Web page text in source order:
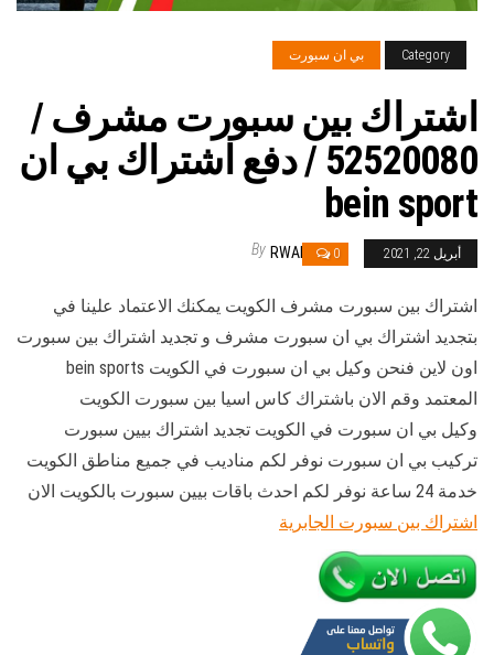
Category بي ان سبورت
اشتراك بين سبورت مشرف /
52520080 / دفع اشتراك بي ان
bein sport
أبريل 22, 2021 0
By RWAN
اشتراك بين سبورت مشرف الكويت يمكنك الاعتماد علينا في
بتجديد اشتراك بي ان سبورت مشرف و تجديد اشتراك بين سبورت
اون لاين فنحن وكيل بي ان سبورت في الكويت bein sports
المعتمد وقم الان باشتراك كاس اسيا بين سبورت الكويت
وكيل بي ان سبورت في الكويت تجديد اشتراك بيين سبورت
تركيب بي ان سبورت نوفر لكم مناديب في جميع مناطق الكويت
خدمة 24 ساعة نوفر لكم احدث باقات بيين سبورت بالكويت الان
اشتراك بين سبورت الجابرية